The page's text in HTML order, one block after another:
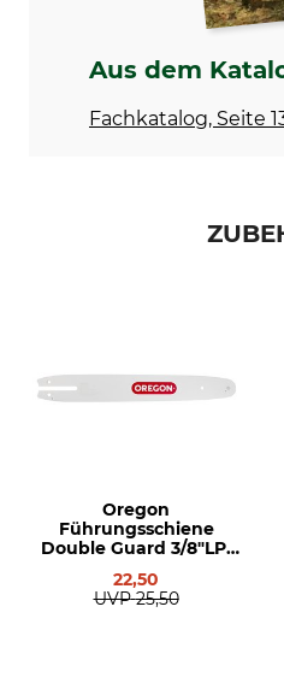
Ergo-Start
Sägekettentyp
Halbmeißel Schmalschnitt
Schalldruckpegel
101 dB
Mengenregulierbare
Aus dem
Fachkatalog, Seite
Oregon
Führungsschiene
Double Guard 3/8"LP,
22,50
UVP 25,50